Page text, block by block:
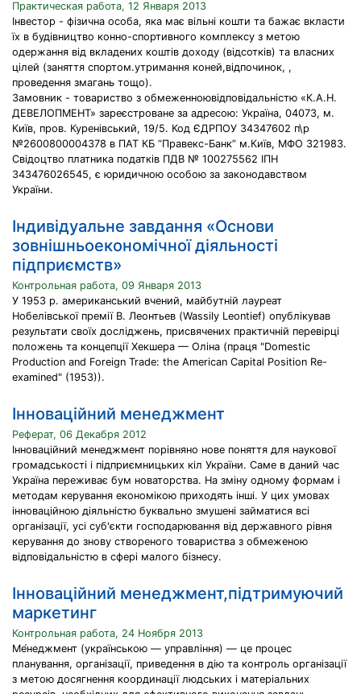
Практическая работа, 12 Января 2013
Інвестор - фізична особа, яка має вільні кошти та бажає вкласти
їх в будівництво конно-спортивного комплексу з метою
одержання від вкладених коштів доходу (відсотків) та власних
цілей (заняття спортом.утримання коней,відпочинок, ,
проведення змагань тощо).
Замовник - товариство з обмеженноювідповідальністю «К.А.Н.
ДЕВЕЛОПМЕНТ» зареєстроване за адресою: Україна, 04073, м.
Київ, пров. Куренівський, 19/5. Код ЄДРПОУ 34347602 п\р
№2600800004378 в ПАТ КБ “Правекс-Банк” м.Київ, МФО 321983.
Свідоцтво платника податків ПДВ № 100275562 ІПН
343476026545, є юридичною особою за законодавством
України.
Індивідуальне завдання «Основи
зовнішньоекономічної діяльності
підприємств»
Контрольная работа, 09 Января 2013
У 1953 р. американський вчений, майбутній лауреат
Нобелівської премії В. Леонтьев (Wassily Leontief) опублікував
результати своїх досліджень, присвячених практичній перевірці
положень та концепції Хекшера — Оліна (праця "Domestic
Production and Foreign Trade: the American Capital Position Re-
examined" (1953)).
Інноваційний менеджмент
Реферат, 06 Декабря 2012
Інноваційний менеджмент порівняно нове поняття для наукової
громадськості і підприємницьких кіл України. Саме в даний час
Україна переживає бум новаторства. На зміну одному формам і
методам керування економікою приходять інші. У цих умовах
інноваційною діяльністю буквально змушені займатися всі
організації, усі суб'єкти господарювання від державного рівня
керування до знову створеного товариства з обмеженою
відповідальністю в сфері малого бізнесу.
Інноваційний менеджмент,підтримуючий
маркетинг
Контрольная работа, 24 Ноября 2013
Ме́неджмент (українською — управління) — це процес
планування, організації, приведення в дію та контроль організації
з метою досягнення координації людських і матеріальних